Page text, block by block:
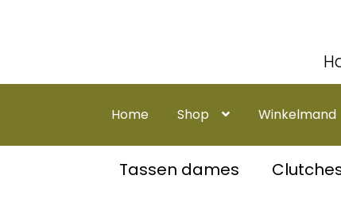
door
naar
Home Shop Winkelmand
Tassen dames